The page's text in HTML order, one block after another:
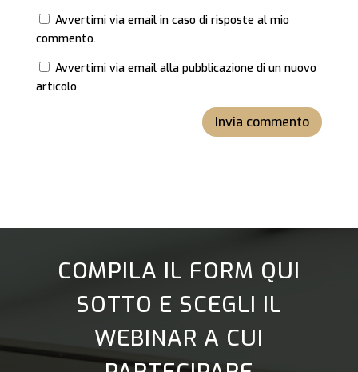
Avvertimi via email in caso di risposte al mio
commento.
Avvertimi via email alla pubblicazione di un nuovo
articolo.
Invia commento
COMPILA IL FORM QUI
SOTTO E SCEGLI IL
WEBINAR A CUI